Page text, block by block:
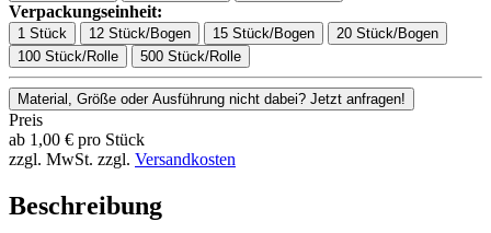
Verpackungseinheit:
1 Stück 12 Stück/Bogen 15 Stück/Bogen
20 Stück/Bogen
100 Stück/Rolle
500 Stück/Rolle
Material, Größe oder Ausführung nicht dabei? Jetzt anfragen!
Preis
ab 1,00 € pro Stück
zzgl. MwSt. zzgl. Versandkosten
Beschreibung